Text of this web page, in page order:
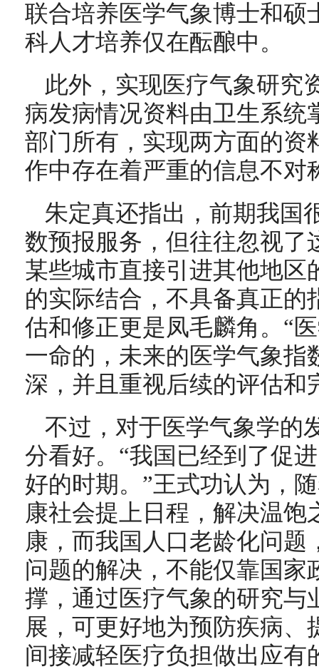
联合培养医学气象博士和硕
科人才培养仅在酝酿中。
此外，实现医疗气象研究
病发病情况资料由卫生系统
部门所有，实现两方面的资
作中存在着严重的信息不对
朱定真还指出，前期我国
数预报服务，但往往忽视了
某些城市直接引进其他地区
的实际结合，不具备真正的
估和修正更是凤毛麟角。“
一命的，未来的医学气象指
深，并且重视后续的评估和
不过，对于医学气象学的
分看好。“我国已经到了促
好的时期。”王式功认为，
康社会提上日程，解决温饱
康，而我国人口老龄化问
问题的解决，不能仅靠国家
撑，通过医疗气象的研究与
展，可更好地为预防疾病
间接减轻医疗负担做出应有